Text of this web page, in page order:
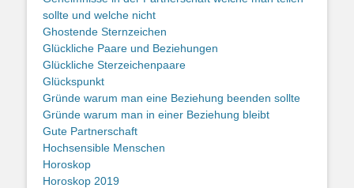
sollte und welche nicht
Ghostende Sternzeichen
Glückliche Paare und Beziehungen
Glückliche Sterzeichenpaare
Glückspunkt
Gründe warum man eine Beziehung beenden sollte
Gründe warum man in einer Beziehung bleibt
Gute Partnerschaft
Hochsensible Menschen
Horoskop
Horoskop 2019